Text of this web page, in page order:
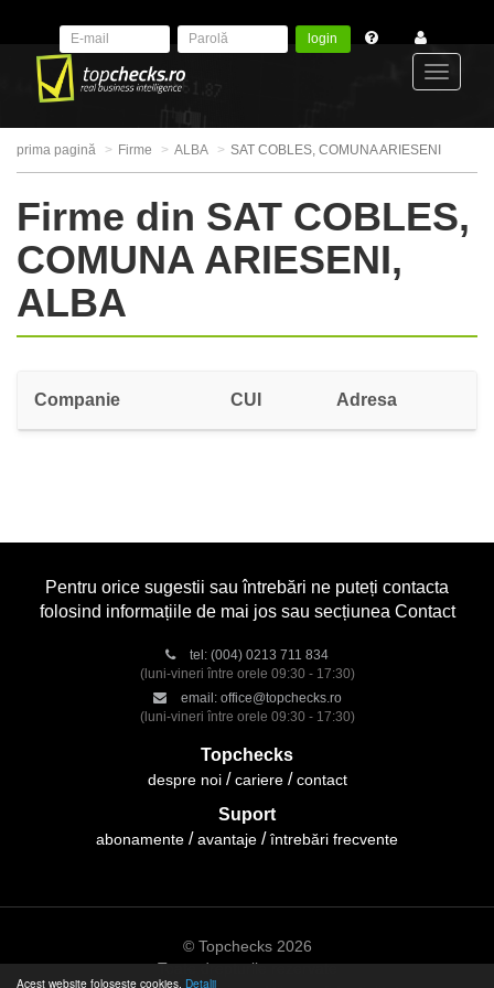
Acest website folosește cookies. Detalii
login
prima pagină Firme ALBA SAT COBLES, COMUNA ARIESENI
Firme din SAT COBLES,
COMUNA ARIESENI,
ALBA
Companie CUI Adresa
Pentru orice sugestii sau întrebări ne puteți contacta
folosind informațiile de mai jos sau secțiunea Contact
tel: (004) 0213 711 834
(luni-vineri între orele 09:30 - 17:30)
email: office@topchecks.ro
(luni-vineri între orele 09:30 - 17:30)
Topchecks
despre noi cariere contact
Suport
abonamente avantaje întrebări frecvente
© Topchecks 2026
Toate drepturile rezervate